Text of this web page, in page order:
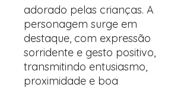
adorado pelas crianças. A
personagem surge em
destaque, com expressão
sorridente e gesto positivo,
transmitindo entusiasmo,
proximidade e boa